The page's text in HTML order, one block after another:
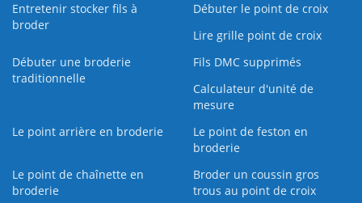
Entretenir stocker fils à
broder
Débuter le point de croix
Lire grille point de croix
Débuter une broderie
traditionnelle
Fils DMC supprimés
Calculateur d'unité de
mesure
Le point arrière en broderie
Le point de feston en
broderie
Le point de chaînette en
broderie
Broder un coussin gros
trous au point de croix